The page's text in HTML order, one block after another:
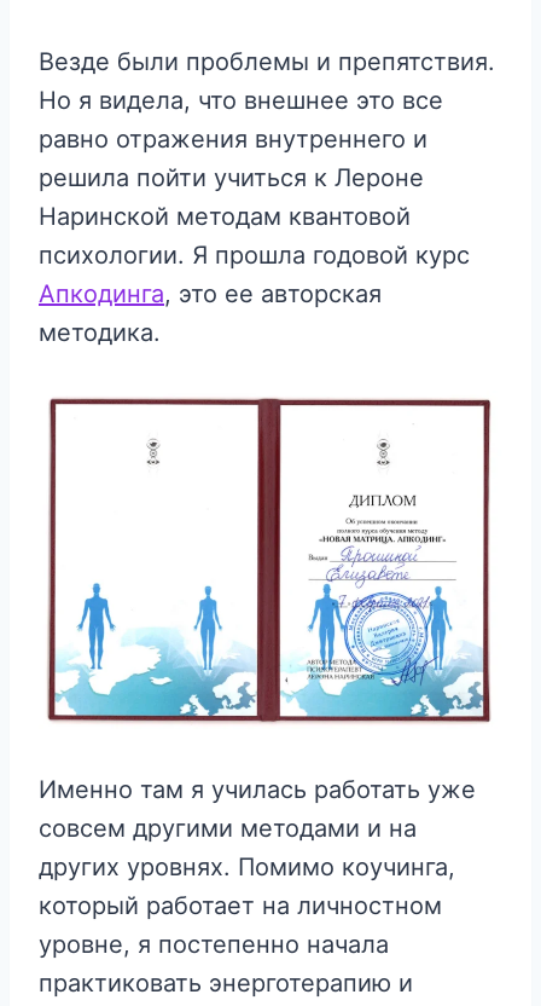
Везде были проблемы и препятствия.
Но я видела, что внешнее это все
равно отражения внутреннего и
решила пойти учиться к Лероне
Наринской методам квантовой
психологии. Я прошла годовой курс
Апкодинга, это ее авторская
методика.
Именно там я училась работать уже
совсем другими методами и на
других уровнях. Помимо коучинга,
который работает на личностном
уровне, я постепенно начала
практиковать энерготерапию и